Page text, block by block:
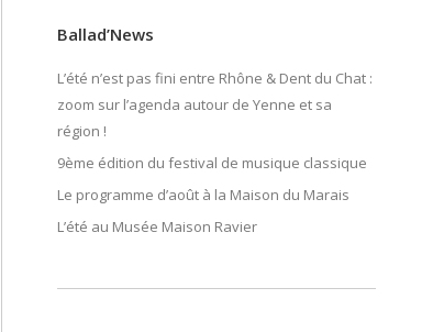
Ballad’News
L’été n’est pas fini entre Rhône & Dent du Chat :
zoom sur l’agenda autour de Yenne et sa
région !
9ème édition du festival de musique classique
Le programme d’août à la Maison du Marais
L’été au Musée Maison Ravier